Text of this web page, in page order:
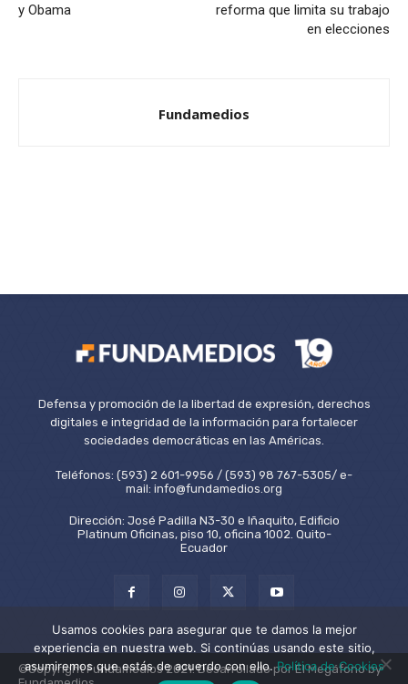
y Obama
reforma que limita su trabajo
en elecciones
Fundamedios
Defensa y promoción de la libertad de expresión, derechos
digitales e integridad de la información para fortalecer
sociedades democráticas en las Américas.
Teléfonos: (593) 2 601-9956 / (593) 98 767-5305/ e-
mail: info@fundamedios.org
Dirección: José Padilla N3-30 e Iñaquito, Edificio
Platinum Oficinas, piso 10, oficina 1002. Quito-
Ecuador
©Copyright Fundamedios 2021. Desarrollado por El Megáfono by
Usamos cookies para asegurar que te damos la mejor
experiencia en nuestra web. Si continúas usando este sitio,
asumiremos que estás de acuerdo con ello.Política de Cookies